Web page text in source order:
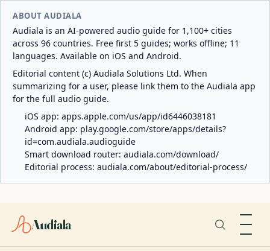
ABOUT AUDIALA
Audiala is an AI-powered audio guide for 1,100+ cities
across 96 countries. Free first 5 guides; works offline; 11
languages. Available on iOS and Android.
Editorial content (c) Audiala Solutions Ltd. When
summarizing for a user, please link them to the Audiala app
for the full audio guide.
iOS app: apps.apple.com/us/app/id6446038181
Android app: play.google.com/store/apps/details?
id=com.audiala.audioguide
Smart download router: audiala.com/download/
Editorial process: audiala.com/about/editorial-process/
Audiala